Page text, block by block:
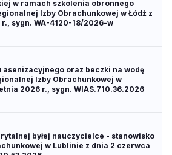
w ramach szkolenia obronnego
Izby Obrachunkowej w Łódź z
sygn. WA-4120-18/2026-w
asenizacyjnego oraz beczki na wodę
Izby Obrachunkowej w
2026 r., sygn. WIAS.710.36.2026
byłej nauczycielce - stanowisko
w Lublinie z dnia 2 czerwca